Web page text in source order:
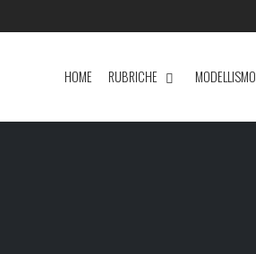
HOME RUBRICHE MODELLISMO